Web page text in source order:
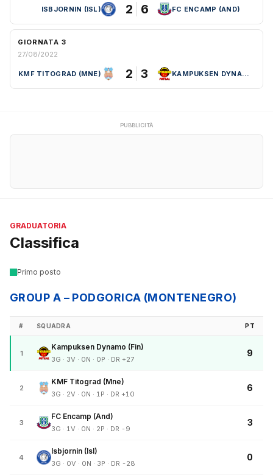
ISBJORNIN (ISL) 2 6 FC ENCAMP (AND)
GIORNATA 3
27/08/2022
KMF TITOGRAD (MNE) 2 3 KAMPUKSEN DYNAMO (FIN)
PUBBLICITÀ
GRADUATORIA
Classifica
Primo posto
GROUP A – PODGORICA (MONTENEGRO)
# SQUADRA PT
1
Kampuksen Dynamo (Fin)
3G · 3V · 0N · 0P · DR +27
9
2
KMF Titograd (Mne)
3G · 2V · 0N · 1P · DR +10
6
3
FC Encamp (And)
3G · 1V · 0N · 2P · DR -9
3
4
Isbjornin (Isl)
3G · 0V · 0N · 3P · DR -28
0